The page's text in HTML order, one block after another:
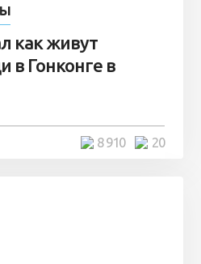
как живут
Гонконге в
20
8 910